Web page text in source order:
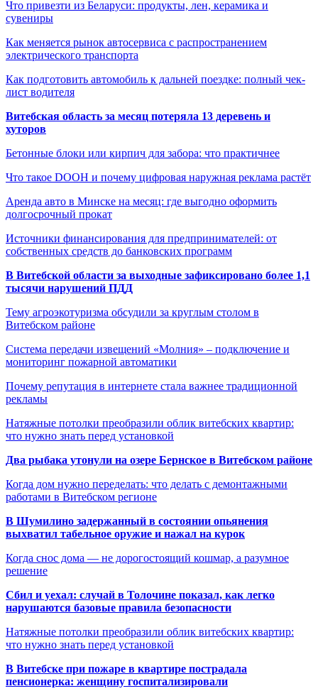
Что привезти из Беларуси: продукты, лен, керамика и
сувениры
Как меняется рынок автосервиса с распространением
электрического транспорта
Как подготовить автомобиль к дальней поездке: полный чек-
лист водителя
Витебская область за месяц потеряла 13 деревень и
хуторов
Бетонные блоки или кирпич для забора: что практичнее
Что такое DOOH и почему цифровая наружная реклама растёт
Аренда авто в Минске на месяц: где выгодно оформить
долгосрочный прокат
Источники финансирования для предпринимателей: от
собственных средств до банковских программ
В Витебской области за выходные зафиксировано более 1,1
тысячи нарушений ПДД
Тему агроэкотуризма обсудили за круглым столом в
Витебском районе
Система передачи извещений «Молния» – подключение и
мониторинг пожарной автоматики
Почему репутация в интернете стала важнее традиционной
рекламы
Натяжные потолки преобразили облик витебских квартир:
что нужно знать перед установкой
Два рыбака утонули на озере Бернское в Витебском районе
Когда дом нужно переделать: что делать с демонтажными
работами в Витебском регионе
В Шумилино задержанный в состоянии опьянения
выхватил табельное оружие и нажал на курок
Когда снос дома — не дорогостоящий кошмар, а разумное
решение
Сбил и уехал: случай в Толочине показал, как легко
нарушаются базовые правила безопасности
Натяжные потолки преобразили облик витебских квартир:
что нужно знать перед установкой
В Витебске при пожаре в квартире пострадала
пенсионерка: женщину госпитализировали